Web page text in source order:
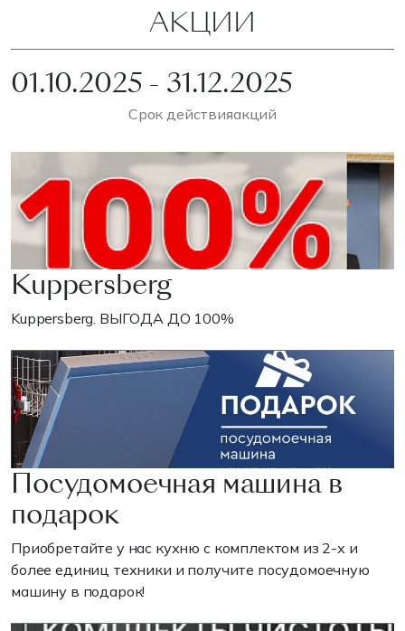
АКЦИИ
01.10.2025 - 31.12.2025
Срок действияакций
Kuppersberg
Kuppersberg. ВЫГОДА ДО 100%
Посудомоечная машина в
подарок
Приобретайте у нас кухню с комплектом из 2-х и
более единиц техники и получите посудомоечную
машину в подарок!